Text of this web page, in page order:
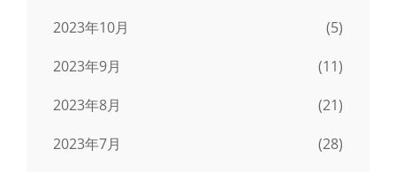
2023年10月
(5)
2023年9月
(11)
2023年8月
(21)
2023年7月
(28)